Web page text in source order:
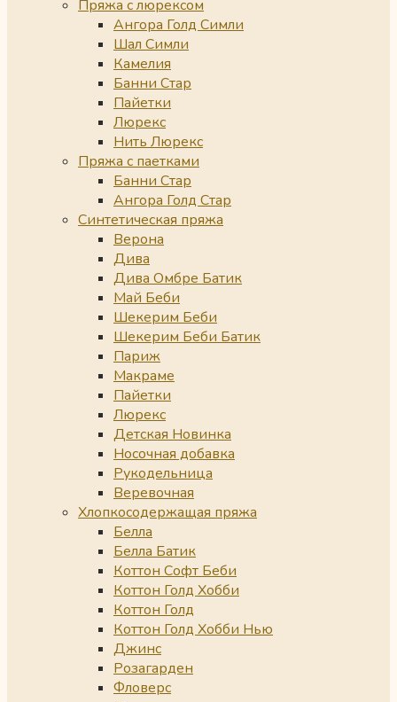
Пряжа с люрексом
Ангора Голд Симли
Шал Симли
Камелия
Банни Стар
Пайетки
Люрекс
Нить Люрекс
Пряжа с паетками
Банни Стар
Ангора Голд Стар
Синтетическая пряжа
Верона
Дива
Дива Омбре Батик
Май Беби
Шекерим Беби
Шекерим Беби Батик
Париж
Макраме
Пайетки
Люрекс
Детская Новинка
Носочная добавка
Рукодельница
Веревочная
Хлопкосодержащая пряжа
Белла
Белла Батик
Коттон Софт Беби
Коттон Голд Хобби
Коттон Голд
Коттон Голд Хобби Нью
Джинс
Розагарден
Фловерс